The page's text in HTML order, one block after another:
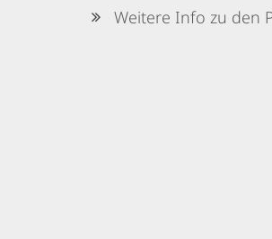
Weitere Info zu den